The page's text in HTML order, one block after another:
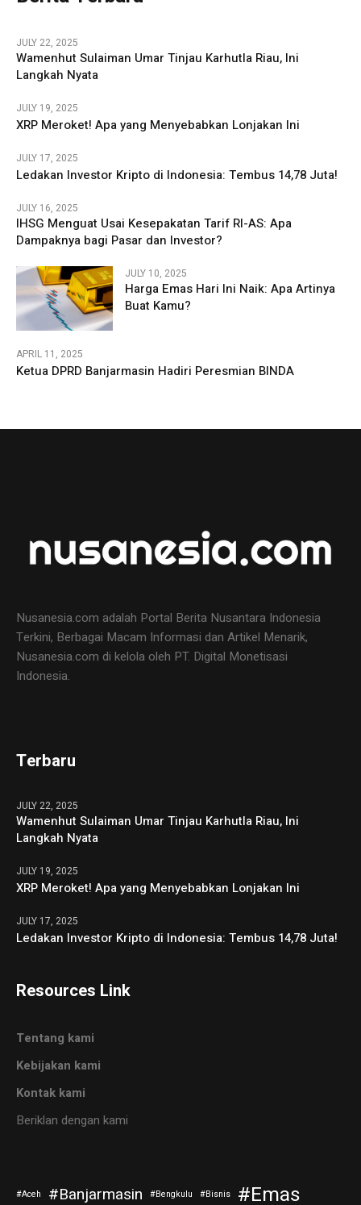
JULY 22, 2025
Wamenhut Sulaiman Umar Tinjau Karhutla Riau, Ini
Langkah Nyata
JULY 19, 2025
XRP Meroket! Apa yang Menyebabkan Lonjakan Ini
JULY 17, 2025
Ledakan Investor Kripto di Indonesia: Tembus 14,78 Juta!
JULY 16, 2025
IHSG Menguat Usai Kesepakatan Tarif RI-AS: Apa
Dampaknya bagi Pasar dan Investor?
JULY 10, 2025
Harga Emas Hari Ini Naik: Apa Artinya
Buat Kamu?
APRIL 11, 2025
Ketua DPRD Banjarmasin Hadiri Peresmian BINDA
Nusanesia.com adalah Portal Berita Nusantara Indonesia
Terkini, Berbagai Macam Informasi dan Artikel Menarik,
Nusanesia.com di kelola oleh PT. Digital Monetisasi
Indonesia.
Terbaru
JULY 22, 2025
Wamenhut Sulaiman Umar Tinjau Karhutla Riau, Ini
Langkah Nyata
JULY 19, 2025
XRP Meroket! Apa yang Menyebabkan Lonjakan Ini
JULY 17, 2025
Ledakan Investor Kripto di Indonesia: Tembus 14,78 Juta!
Resources Link
Tentang kami
Kebijakan kami
Kontak kami
Beriklan dengan kami
Aceh Banjarmasin Bengkulu Bisnis Emas